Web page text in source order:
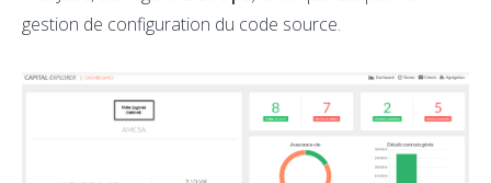
gestion de configuration du code source.